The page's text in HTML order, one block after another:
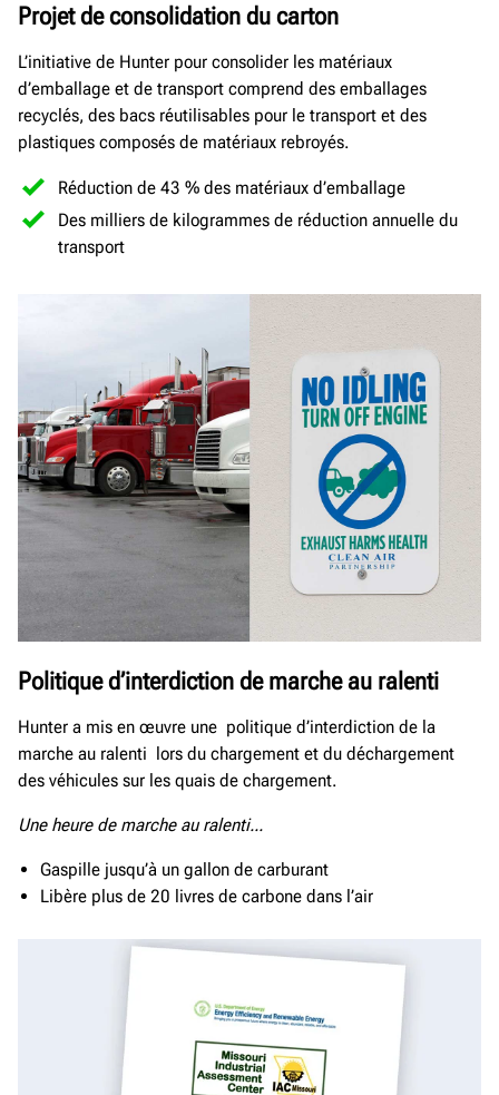
Projet de consolidation du carton
L’initiative de Hunter pour consolider les matériaux
d’emballage et de transport comprend des emballages
recyclés, des bacs réutilisables pour le transport et des
plastiques composés de matériaux rebroyés.
Réduction de 43 % des matériaux d’emballage
Des milliers de kilogrammes de réduction annuelle du
transport
Politique d’interdiction de marche au ralenti
Hunter a mis en œuvre une politique d’interdiction de la
marche au ralenti lors du chargement et du déchargement
des véhicules sur les quais de chargement.
Une heure de marche au ralenti...
Gaspille jusqu’à un gallon de carburant
Libère plus de 20 livres de carbone dans l’air